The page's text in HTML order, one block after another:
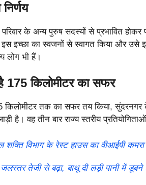
के अन्य पुरुष सदस्यों से प्रभावित होकर
इच्छा का स्वजनों से स्वागत किया और उसे
लोग भी हैं।
किलोमीटर का सफर
तक का सफर तय किया, सुंदरनगर
है। वह तीन बार राज्य स्तरीय
विभाग के रेस्ट हाउस का वीआईपी
तेजी से बढ़ा, बाथू दी लड़ी पानी में डूबने